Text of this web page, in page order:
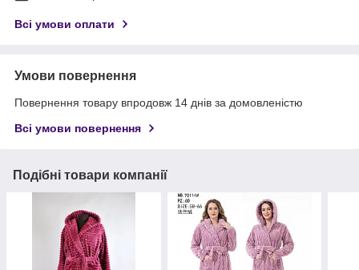
Всі умови оплати
Умови повернення
Повернення товару впродовж 14 днів за домовленістю
Всі умови повернення
Подібні товари компанії